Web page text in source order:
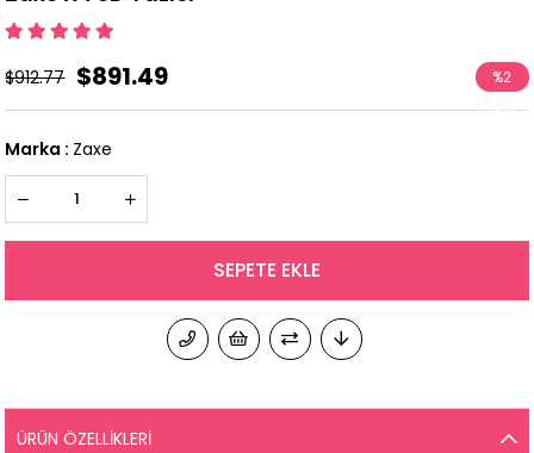
$912.77 $891.49 %2
İndirim
Marka : Zaxe
ÜRÜN ÖZELLIKLERI